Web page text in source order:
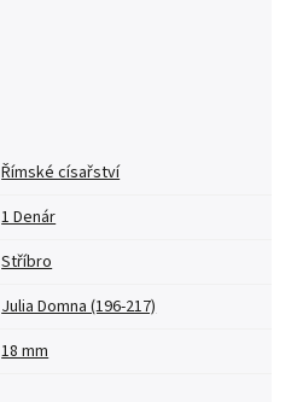
Římské císařství
1 Denár
Stříbro
Julia Domna (196-217)
18 mm